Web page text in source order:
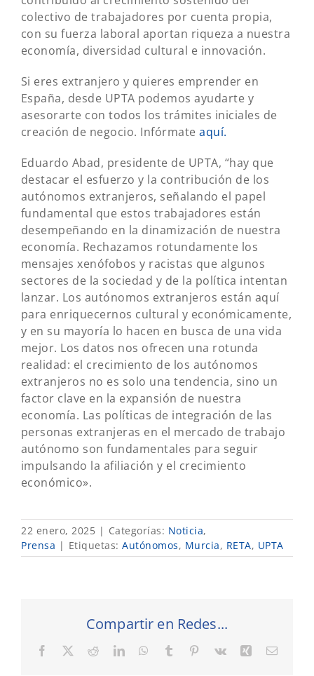
colectivo de trabajadores por cuenta propia,
con su fuerza laboral aportan riqueza a nuestra
economía, diversidad cultural e innovación.
Si eres extranjero y quieres emprender en
España, desde UPTA podemos ayudarte y
asesorarte con todos los trámites iniciales de
creación de negocio. Infórmateaquí.
Eduardo Abad, presidente de UPTA, “hay que
destacar el esfuerzo y la contribución de los
autónomos extranjeros, señalando el papel
fundamental que estos trabajadores están
desempeñando en la dinamización de nuestra
economía. Rechazamos rotundamente los
mensajes xenófobos y racistas que algunos
sectores de la sociedad y de la política intentan
lanzar. Los autónomos extranjeros están aquí
para enriquecernos cultural y económicamente,
y en su mayoría lo hacen en busca de una vida
mejor. Los datos nos ofrecen una rotunda
realidad: el crecimiento de los autónomos
extranjeros no es solo una tendencia, sino un
factor clave en la expansión de nuestra
economía. Las políticas de integración de las
personas extranjeras en el mercado de trabajo
autónomo son fundamentales para seguir
impulsando la afiliación y el crecimiento
económico».
22 enero, 2025 | Categorías: Noticia,
Prensa | Etiquetas: Autónomos, Murcia, RETA, UPTA
Compartir en Redes...
Facebook RedditLinkedInWhatsApp
Tumblr Pinterest
Vk XingCorreo